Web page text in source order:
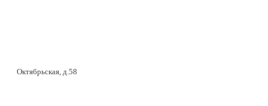
Октябрьская, д.58